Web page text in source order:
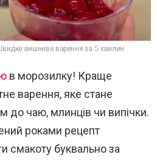
вишневе варення за 5 хвилин
в морозилку! Краще
варення, яке стане
до чаю, млинців чи випічки.
роками рецепт
смакоту буквально за